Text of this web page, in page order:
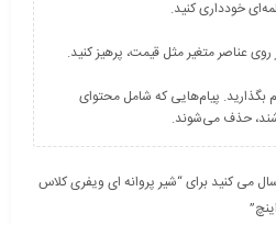
بگذارید. پیام‌هایی که شامل محتوای
حذف می‌شوند.
می کنید برای “شیر پروانه اى ویفرى کلاس